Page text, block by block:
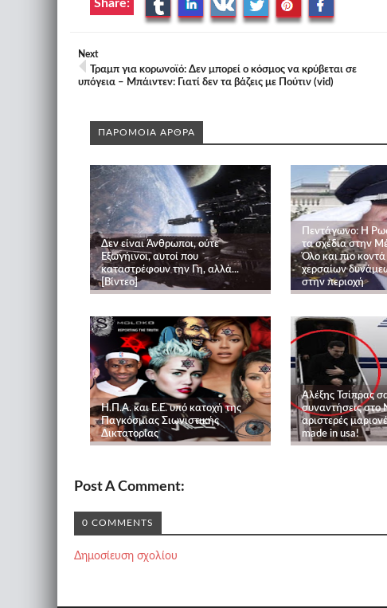
Share:
Next
Τραμπ για κορωνοϊό: Δεν μπορεί ο κόσμος να κρύβεται σε
υπόγεια – Μπάιντεν: Γιατί δεν τα βάζεις με Πούτιν (vid)
ΠΑΡΟΜΟΙΑ ΑΡΘΡΑ
Δεν είναι Άνθρωποι, ούτε
Εξωγήινοι, αυτοί που
καταστρέφουν την Γη, αλλά...
[Βίντεο]
Πεντάγωνο: Η
τα σχέδια στην
Όλο και πιο
χερσαίων
στην περιοχή
Η.Π.Α. και E.E. υπό κατοχή της
Παγκόσμιας Σιωνιστικής
Δικτατορίας
Αλέξης Τσίπρας
συναντήσεις στο
αριστερές
made in usa!
Post A Comment:
0 COMMENTS
Δημοσίευση σχολίου